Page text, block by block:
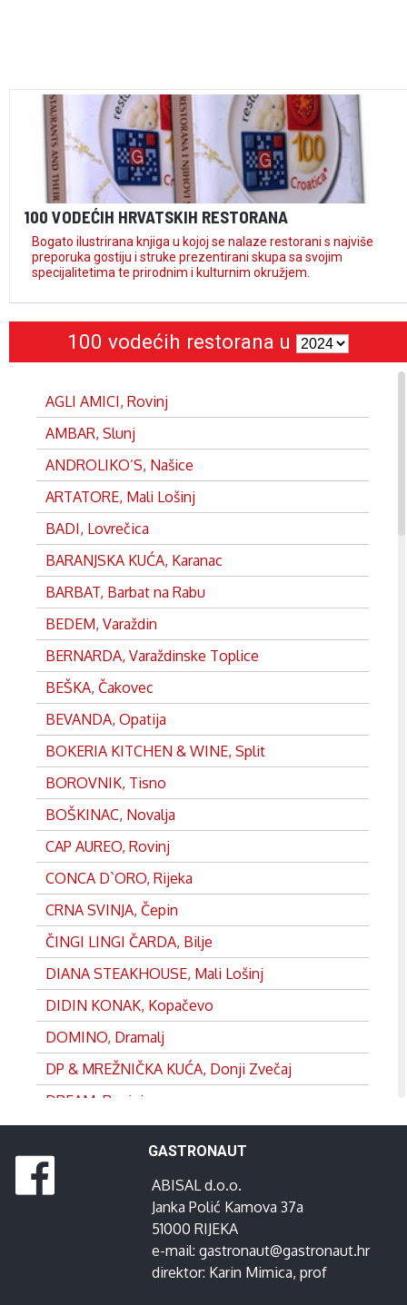
100 VODEĆIH HRVATSKIH RESTORANA
Bogato ilustrirana knjiga u kojoj se nalaze restorani s najviše
preporuka gostiju i struke prezentirani skupa sa svojim
specijalitetima te prirodnim i kulturnim okružjem.
100 vodećih restorana u
AGLI AMICI, Rovinj
AMBAR, Slunj
ANDROLIKO’S, Našice
ARTATORE, Mali Lošinj
BADI, Lovrečica
BARANJSKA KUĆA, Karanac
BARBAT, Barbat na Rabu
BEDEM, Varaždin
BERNARDA, Varaždinske Toplice
BEŠKA, Čakovec
BEVANDA, Opatija
BOKERIA KITCHEN & WINE, Split
BOROVNIK, Tisno
BOŠKINAC, Novalja
CAP AUREO, Rovinj
CONCA D`ORO, Rijeka
CRNA SVINJA, Čepin
ČINGI LINGI ČARDA, Bilje
DIANA STEAKHOUSE, Mali Lošinj
DIDIN KONAK, Kopačevo
DOMINO, Dramalj
DP & MREŽNIČKA KUĆA, Donji Zvečaj
DREAM, Rovinj
EDEN, Satnica
FRANKOPAN, Ogulin
GANEUM, Lovran
GOSPOJA, Vrbnik
GASTRONAUT
ABISAL d.o.o.
Janka Polić Kamova 37a
51000 RIJEKA
e-mail: gastronaut@gastronaut.hr
direktor: Karin Mimica, prof